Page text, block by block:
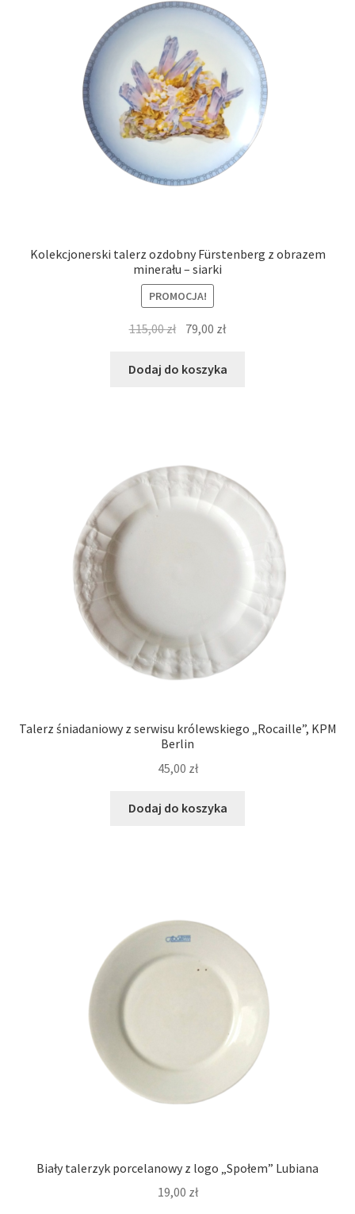
Kolekcjonerski talerz ozdobny Fürstenberg z obrazem
minerału – siarki
PROMOCJA!
115,00zł Pierwotna
wynosiła:
79,00 złAktualna
wynosi:
Dodaj do koszyka
Talerz śniadaniowy z serwisu królewskiego „Rocaille”, KPM
Berlin
45,00 zł
Dodaj do koszyka
Biały talerzyk porcelanowy z logo „Społem” Lubiana
19,00 zł